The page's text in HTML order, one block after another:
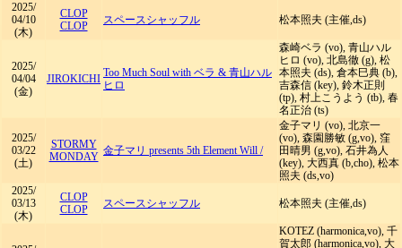
2025/
04/10
(木)
CLOP
CLOP
スペースシャッフル 松本照夫 (主催,ds)
2025/
04/04
(金)
JIROKICHI Too Much Soul with ベラ & 青山ハル
ヒロ
森崎ベラ (vo), 青山ハル
ヒロ (vo), 北島徹 (g), 松
本照夫 (ds), 倉本巳典 (b),
吉森信 (key), 鈴木正則
(tp), 村上こうよう (tb), 春
名正治 (ts)
2025/
03/22
(土)
STORMY
MONDAY 金子マリ presents 5th Element Will /
金子マリ (vo), 北京一
(vo), 森園勝敏 (g,vo), 窪
田晴男 (g,vo), 石井為人
(key), 大西真 (b,cho), 松本
照夫 (ds,vo)
2025/
03/13
(木)
CLOP
CLOP
スペースシャッフル 松本照夫 (主催,ds)
KOTEZ (harmonica,vo), 千
賀太郎 (harmonica,vo), 大